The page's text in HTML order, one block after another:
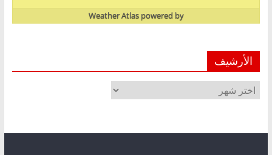
powered by
Weather Atlas
الأرشيف
الأرشيف